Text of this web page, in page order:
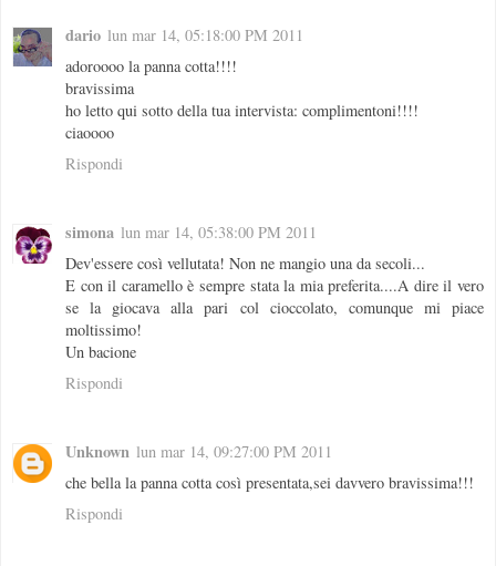
dario lun mar 14, 05:18:00 PM 2011
adoroooo la panna cotta!!!!
bravissima
ho letto qui sotto della tua intervista: complimentoni!!!!
ciaoooo
Rispondi
simona lun mar 14, 05:38:00 PM 2011
Dev'essere così vellutata! Non ne mangio una da secoli...
E con il caramello è sempre stata la mia preferita....A dire il vero
se la giocava alla pari col cioccolato, comunque mi piace
moltissimo!
Un bacione
Rispondi
Unknown lun mar 14, 09:27:00 PM 2011
che bella la panna cotta così presentata,sei davvero bravissima!!!
Rispondi